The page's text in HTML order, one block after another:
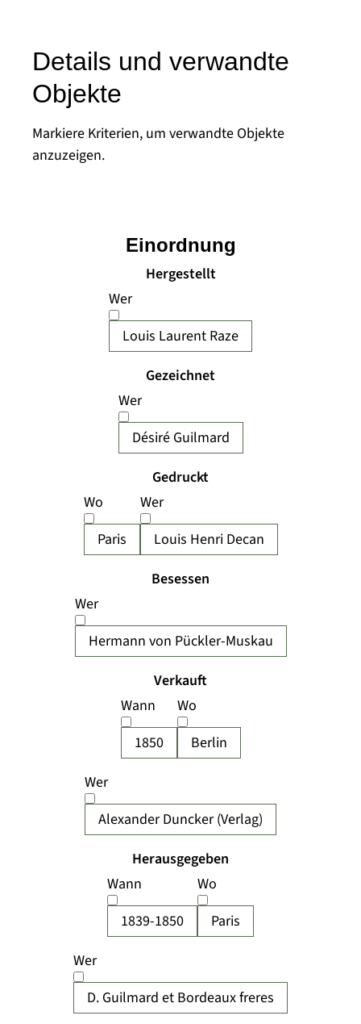
Details und verwandte
Objekte
Markiere Kriterien, um verwandte Objekte
anzuzeigen.
Hergestellt
Wer
Louis Laurent Raze
Gezeichnet
Wer
Désiré Guilmard
Gedruckt
Wo
Paris
Wer
Louis Henri Decan
Besessen
Wer
Hermann von Pückler-Muskau
Verkauft
Wann
1850
Wo
Berlin
Wer
Alexander Duncker (Verlag)
Herausgegeben
Wann
1839-1850
Wo
Paris
Wer
D. Guilmard et Bordeaux freres
Einordnung